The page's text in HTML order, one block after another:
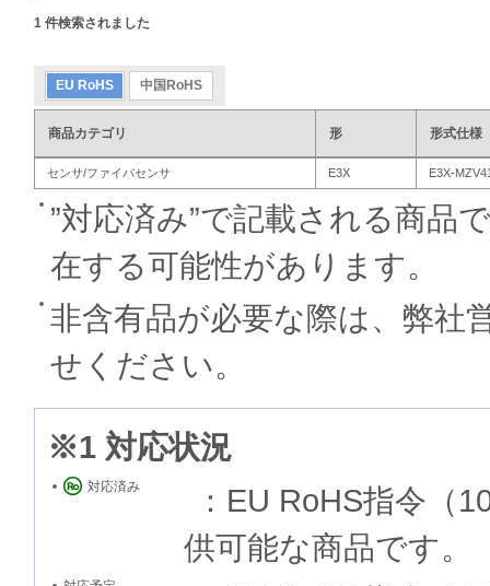
1 件検索されました
EU RoHS 中国RoHS
商品カテゴリ 形 形式仕様
センサ/ファイバセンサ E3X E3X-
”対応済み”で記載される商品
在する可能性があります。
非含有品が必要な際は、弊社
せください。
※1 対応状況
対応済み
：EU RoHS指令（
供可能な商品です。